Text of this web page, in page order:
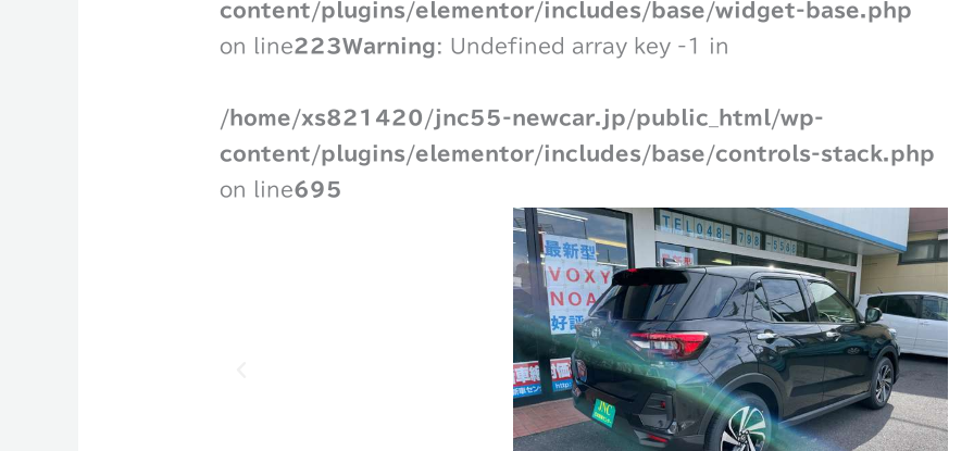
content/plugins/elementor/includes/base/widget-base.php
on line223Warning: Undefined array key -1 in
/home/xs821420/jnc55-newcar.jp/public_html/wp-
content/plugins/elementor/includes/base/controls-stack.php
on line695